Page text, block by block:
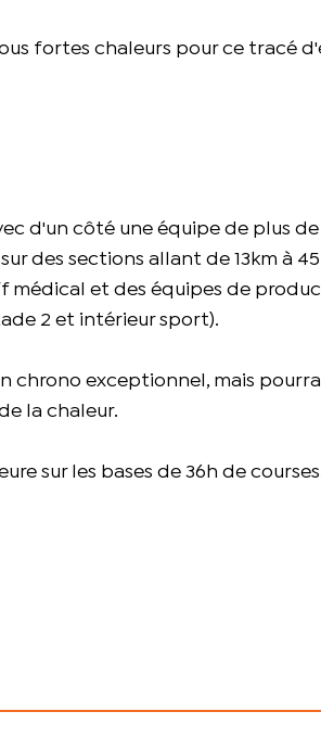
fortes chaleurs pour ce tracé
d'un côté une équipe de plus de
des sections allant de 13km à
médical et des équipes de
2 et intérieur sport).
chrono exceptionnel, mais
la chaleur.
sur les bases de 36h de